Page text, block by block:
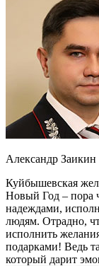
Александр Заикин
Куйбышевская
Новый Год – пора
надеждами,
людям. Отрадно,
исполнить
подарками! Ведь
который дарит